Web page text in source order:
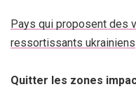
Pays qui proposent des
ressortissants ukrainiens
Quitter les zones